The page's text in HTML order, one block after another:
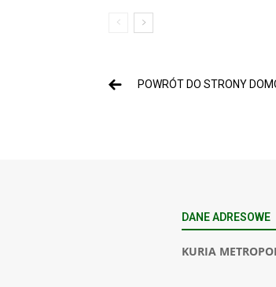
POWRÓT DO STRONY
DANE ADRESOWE
KURIA